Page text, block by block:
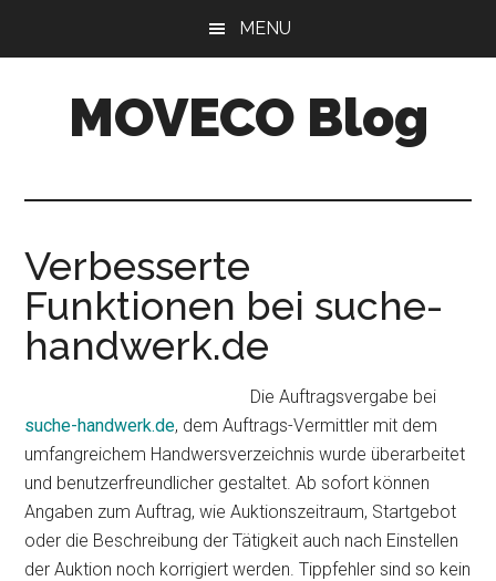
MENU
MOVECO Blog
aus
Bonn
Verbesserte
Funktionen bei suche-
handwerk.de
Die Auftragsvergabe bei
suche-handwerk.de, dem Auftrags-Vermittler mit dem
umfangreichem Handwersverzeichnis wurde überarbeitet
und benutzerfreundlicher gestaltet. Ab sofort können
Angaben zum Auftrag, wie Auktionszeitraum, Startgebot
oder die Beschreibung der Tätigkeit auch nach Einstellen
der Auktion noch korrigiert werden. Tippfehler sind so kein